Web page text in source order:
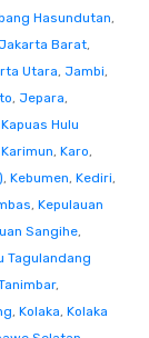
Hasundutan,
Jakarta Barat,
Utara, Jambi,
, Jepara,
Kapuas Hulu
Karimun, Karo,
, Kebumen, Kediri,
, Kepulauan
Sangihe,
Tagulandang
,
, Kolaka, Kolaka